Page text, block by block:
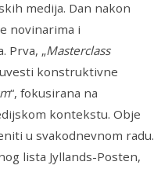
medija. Dan nakon
novinarima i
Prva, „Masterclass
konstruktivne
“, fokusirana na
kontekstu. Obje
u svakodnevnom radu.
lista Jyllands-Posten,